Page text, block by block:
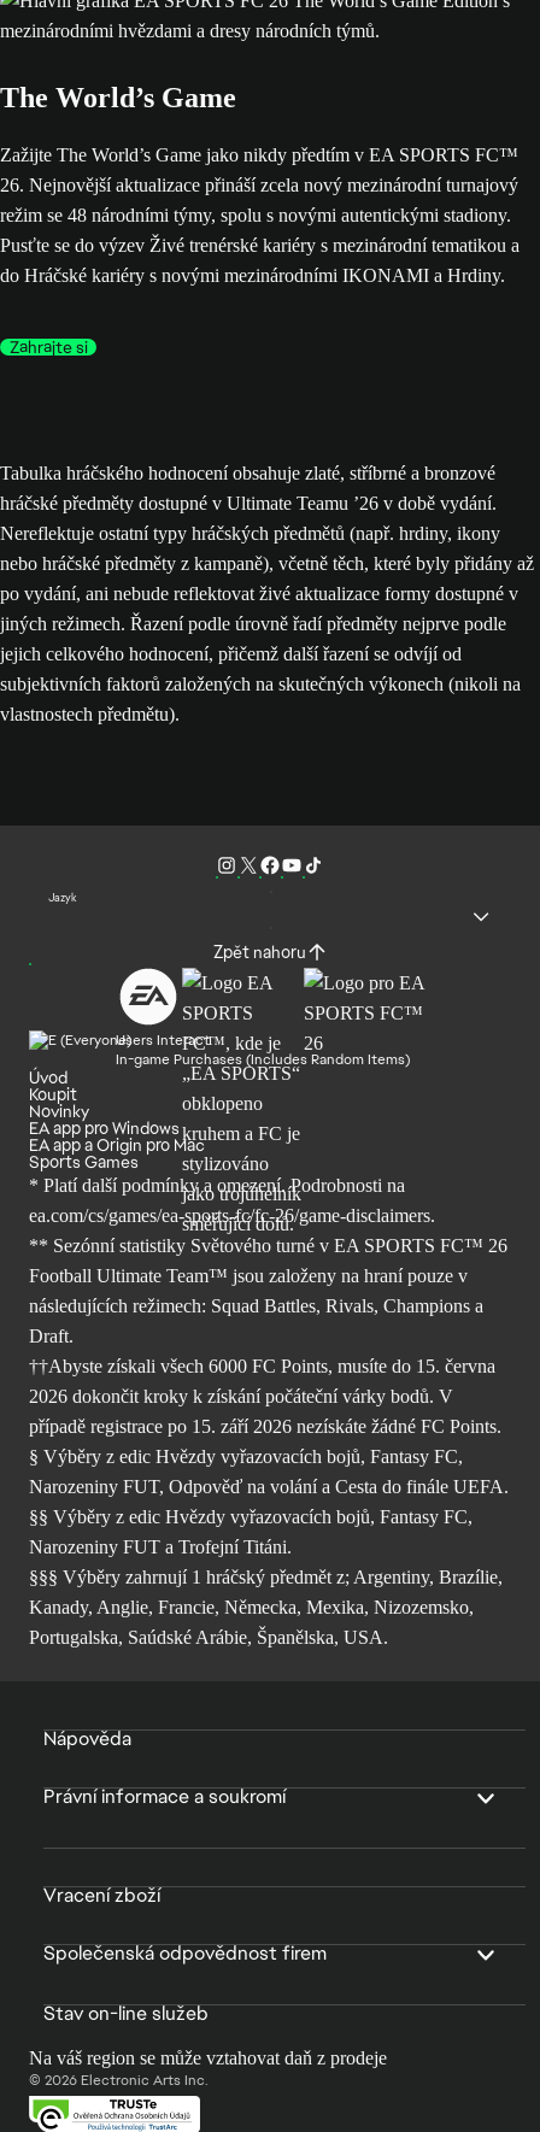
The World’s Game
Zažijte The World’s Game jako nikdy předtím v EA SPORTS FC™
26. Nejnovější aktualizace přináší zcela nový mezinárodní turnajový
režim se 48 národními týmy, spolu s novými autentickými stadiony.
Pusťte se do výzev Živé trenérské kariéry s mezinárodní tematikou a
do Hráčské kariéry s novými mezinárodními IKONAMI a Hrdiny.
Zahrajte si
Tabulka hráčského hodnocení obsahuje zlaté, stříbrné a bronzové
hráčské předměty dostupné v Ultimate Teamu ’26 v době vydání.
Nereflektuje ostatní typy hráčských předmětů (např. hrdiny, ikony
nebo hráčské předměty z kampaně), včetně těch, které byly přidány až
po vydání, ani nebude reflektovat živé aktualizace formy dostupné v
jiných režimech. Řazení podle úrovně řadí předměty nejprve podle
jejich celkového hodnocení, přičemž další řazení se odvíjí od
subjektivních faktorů založených na skutečných výkonech (nikoli na
vlastnostech předmětu).
Jazyk
Zpět nahoru
Users Interact
In-game Purchases (Includes Random Items)
Úvod
Koupit
Novinky
EA app pro Windows
EA app a Origin pro Mac
Sports Games
* Platí další podmínky a omezení. Podrobnosti na
ea.com/cs/games/ea-sports-fc/fc-26/game-disclaimers.
** Sezónní statistiky Světového turné v EA SPORTS FC™ 26
Football Ultimate Team™ jsou založeny na hraní pouze v
následujících režimech: Squad Battles, Rivals, Champions a
Draft.
††Abyste získali všech 6000 FC Points, musíte do 15. června
2026 dokončit kroky k získání počáteční várky bodů. V
případě registrace po 15. září 2026 nezískáte žádné FC Points.
§ Výběry z edic Hvězdy vyřazovacích bojů, Fantasy FC,
Narozeniny FUT, Odpověď na volání a Cesta do finále UEFA.
§§ Výběry z edic Hvězdy vyřazovacích bojů, Fantasy FC,
Narozeniny FUT a Trofejní Titáni.
§§§ Výběry zahrnují 1 hráčský předmět z; Argentiny, Brazílie,
Kanady, Anglie, Francie, Německa, Mexika, Nizozemsko,
Portugalska, Saúdské Arábie, Španělska, USA.
Nápověda
Právní informace a soukromí
Vracení zboží
Společenská odpovědnost firem
Stav on-line služeb
Na váš region se může vztahovat daň z prodeje
© 2026 Electronic Arts Inc.